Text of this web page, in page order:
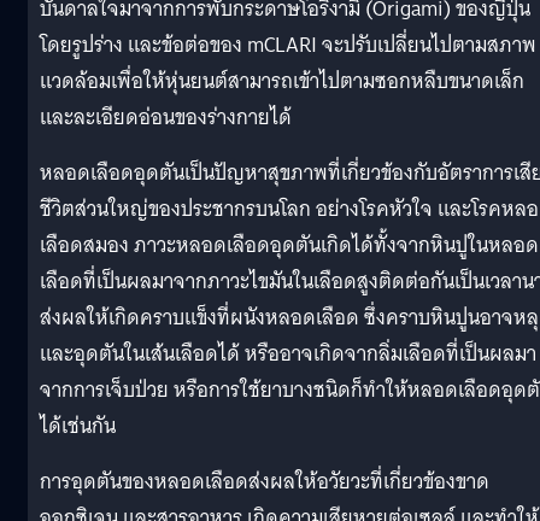
บันดาลใจมาจากการพับกระดาษโอริงามิ (Origami) ของญี่ปุ่น
โดยรูปร่าง และข้อต่อของ mCLARI จะปรับเปลี่ยนไปตามสภาพ
แวดล้อมเพื่อให้หุ่นยนต์สามารถเข้าไปตามซอกหลืบขนาดเล็ก
และละเอียดอ่อนของร่างกายได้
หลอดเลือดอุดตันเป็นปัญหาสุขภาพที่เกี่ยวข้องกับอัตราการเสี
ชีวิตส่วนใหญ่ของประชากรบนโลก อย่างโรคหัวใจ และโรคหล
เลือดสมอง ภาวะหลอดเลือดอุดตันเกิดได้ทั้งจากหินปูในหลอด
เลือดที่เป็นผลมาจากภาวะไขมันในเลือดสูงติดต่อกันเป็นเวลา
ส่งผลให้เกิดคราบแข็งที่ผนังหลอดเลือด ซึ่งคราบหินปูนอาจห
และอุดตันในเส้นเลือดได้ หรืออาจเกิดจากลิ่มเลือดที่เป็นผลมา
จากการเจ็บป่วย หรือการใช้ยาบางชนิดก็ทำให้หลอดเลือดอุด
ได้เช่นกัน
การอุดตันของหลอดเลือดส่งผลให้อวัยวะที่เกี่ยวข้องขาด